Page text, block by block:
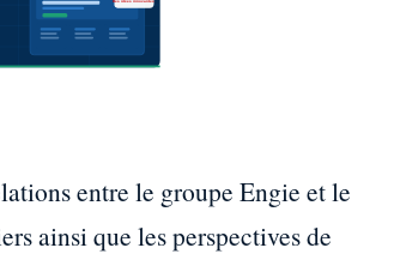
entre le groupe Engie et le
ainsi que les perspectives de